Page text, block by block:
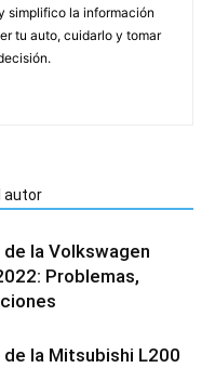
simplifico la información
tu auto, cuidarlo y tomar
autor
la Volkswagen
Problemas,
la Mitsubishi L200